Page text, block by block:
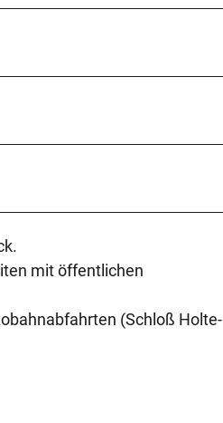
mit öffentlichen
(Schloß Holte-